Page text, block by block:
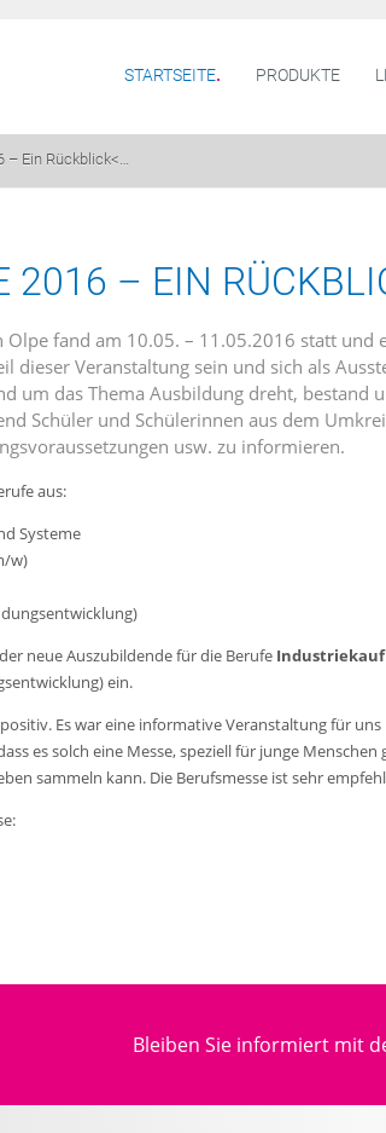
STARTSEITE PRODUKTE
– Ein Rückblick<…
2016 – EIN
Olpe fand am 10.05. – 11.05.2016 statt und
dieser Veranstaltung sein und sich als
um das Thema Ausbildung dreht, bestand
Schüler und Schülerinnen aus dem
usw. zu informieren.
aus:
Systeme
w)
neue Auszubildende für die Berufe
ein.
Es war eine informative Veranstaltung für
es solch eine Messe, speziell für junge Menschen
sammeln kann. Die Berufsmesse ist sehr
Bleiben Sie informiert mit